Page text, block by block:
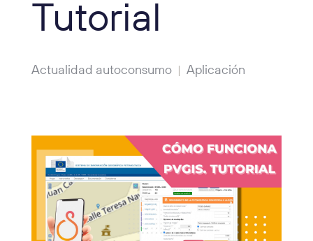
Tutorial
Actualidad autoconsumo| Aplicación